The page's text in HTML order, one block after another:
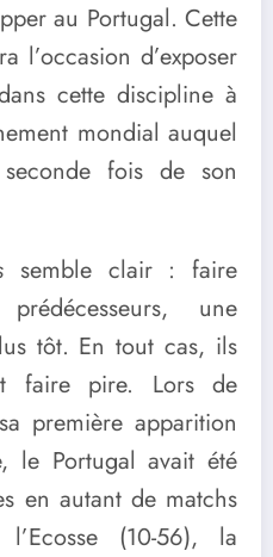
au Portugal. Cette
l’occasion d’exposer
cette discipline à
mondial auquel
fois de son
semble clair : faire
une
tôt. En tout cas, ils
faire pire. Lors de
première apparition
le Portugal avait été
en autant de matchs
(10-56), la